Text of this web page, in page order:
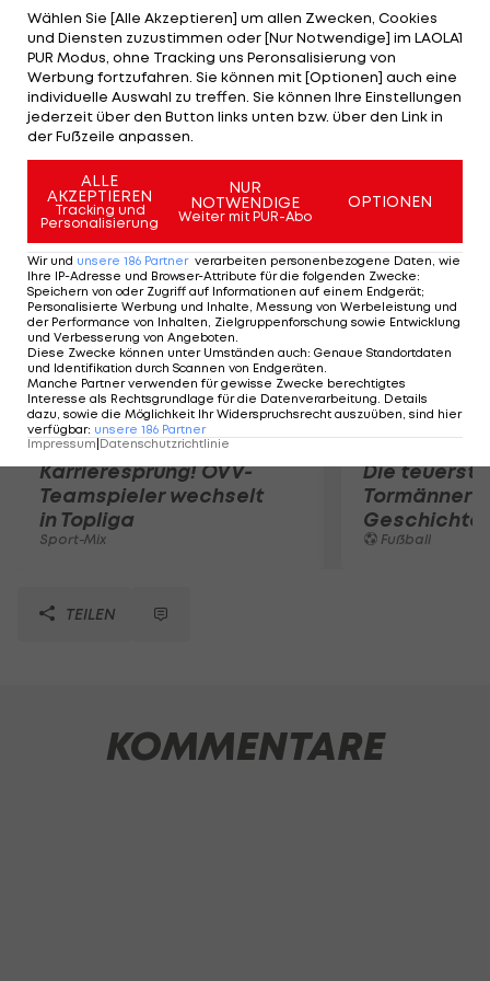
Hamish Bond setzen sich überlegen vor
Chardin/Mortelette (FRA) durch. Gastgeber
Großbritannien gewinnt dank Anna Watkins und
Katherine Grainger (Doppel-Zweier) das zweite
Ruder-Gold. Im Doppel-Vierer der Herren setzt
sich überraschend Deutschland durch.
Mehr zum Thema
Karrieresprung! ÖVV-
Teamspieler wechselt
in Topliga
Sport-Mix
Die
Tormänner
Geschichte
Fußball
TEILEN
KOMMENTARE
Wählen Sie [Alle Akzeptieren] um allen Zwecken, Cookies
und Diensten zuzustimmen oder [Nur Notwendige] im LAOLA1
PUR Modus, ohne Tracking uns Peronsalisierung von
Werbung fortzufahren. Sie können mit [Optionen] auch eine
individuelle Auswahl zu treffen. Sie können Ihre Einstellungen
jederzeit über den Button links unten bzw. über den Link in
der Fußzeile anpassen.
ALLE
AKZEPTIEREN
Tracking und
Personalisierung
NUR
NOTWENDIGE
Weiter mit PUR-Abo
OPTIONEN
Wir und unsere 186 Partner verarbeiten personenbezogene Daten, wie
Ihre IP-Adresse und Browser-Attribute für die folgenden Zwecke:
Speichern von oder Zugriff auf Informationen auf einem Endgerät;
Personalisierte Werbung und Inhalte, Messung von Werbeleistung und
der Performance von Inhalten, Zielgruppenforschung sowie Entwicklung
und Verbesserung von Angeboten.
Diese Zwecke können unter Umständen auch: Genaue Standortdaten
und Identifikation durch Scannen von Endgeräten.
Manche Partner verwenden für gewisse Zwecke berechtigtes
Interesse als Rechtsgrundlage für die Datenverarbeitung. Details
dazu, sowie die Möglichkeit Ihr Widerspruchsrecht auszuüben, sind hier
verfügbar: unsere 186 Partner
Impressum Datenschutzrichtlinie